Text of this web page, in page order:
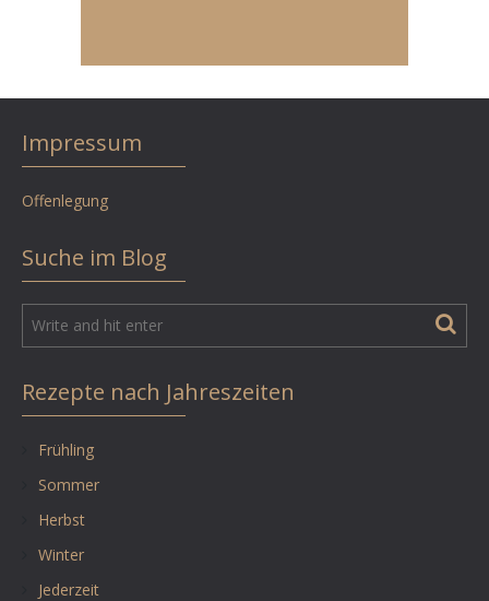
Impressum
Offenlegung
Suche im Blog
Rezepte nach Jahreszeiten
Frühling
Sommer
Herbst
Winter
Jederzeit